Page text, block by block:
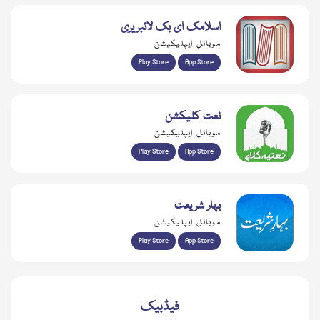
اسلامک ای بک لائبریری
موبائل ایپلیکیشن
Play Store App Store
نعت کلیکشن
موبائل ایپلیکیشن
Play Store App Store
بہار شریعت
موبائل ایپلیکیشن
Play Store App Store
فیڈبیک